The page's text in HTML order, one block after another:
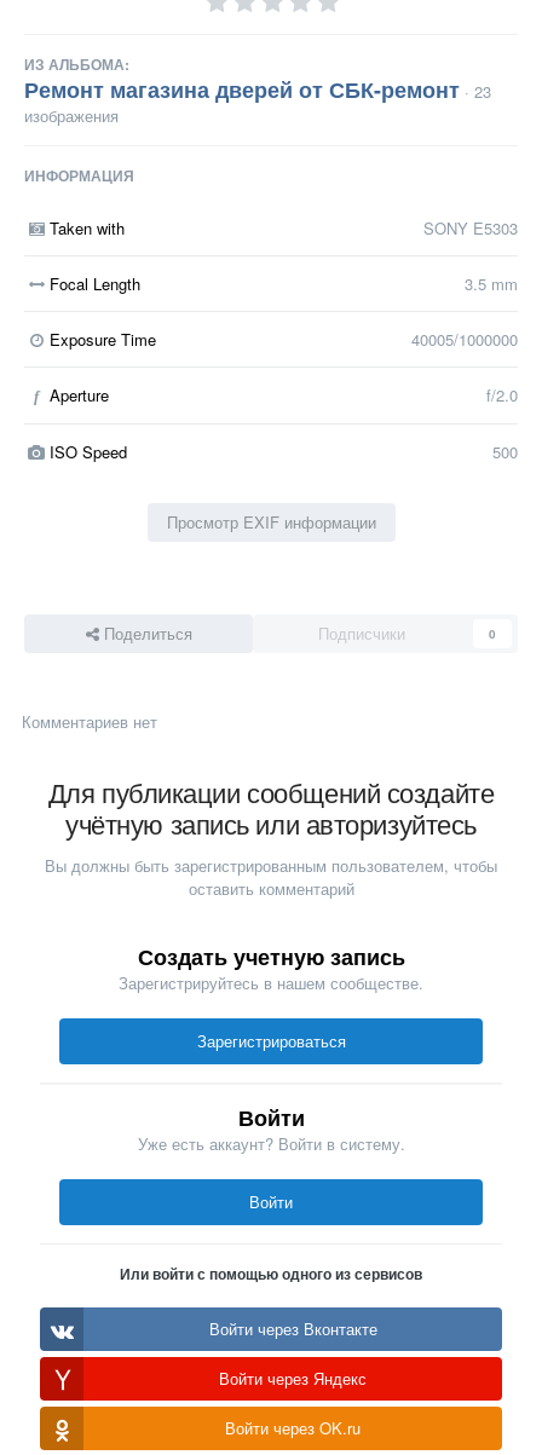
ИЗ АЛЬБОМА:
Ремонт магазина дверей от СБК-ремонт · 23
изображения
ИНФОРМАЦИЯ
Taken with SONY E5303
Focal Length 3.5 mm
Exposure Time 40005/1000000
f Aperture f/2.0
ISO Speed 500
Просмотр EXIF информации
Поделиться Подписчики 0
Комментариев нет
Для публикации сообщений создайте
учётную запись или авторизуйтесь
Вы должны быть зарегистрированным пользователем, чтобы
оставить комментарий
Создать учетную запись
Зарегистрируйтесь в нашем сообществе.
Зарегистрироваться
Войти
Уже есть аккаунт? Войти в систему.
Войти
Или войти с помощью одного из сервисов
Войти через Вконтакте
Войти через Яндекс
Войти через OK.ru